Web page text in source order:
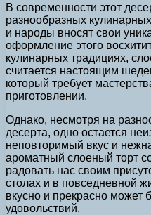
В современности этот
разнообразных
и народы вносят свои
оформление этого
кулинарных традициях,
считается настоящим
который требует
приготовлении.
Однако, несмотря на
десерта, одно остается
неповторимый вкус и
ароматный слоеный торт
радовать нас своим
столах и в повседневной
вкусно и прекрасно может
удовольствий.